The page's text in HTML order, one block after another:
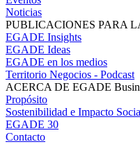
Noticias
PUBLICACIONES PARA
EGADE Insights
EGADE Ideas
EGADE en los medios
Territorio Negocios - Podcast
ACERCA DE EGADE
Propósito
Sostenibilidad e Impacto
EGADE 30
Contacto